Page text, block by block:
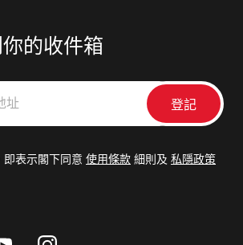
的收件箱
即表示閣下同意 使用條款 細則及 私隱政策